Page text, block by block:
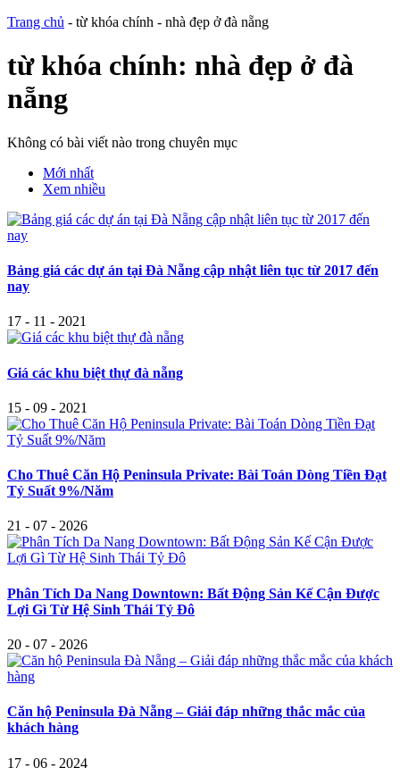
Trang chủ - từ khóa chính - nhà đẹp ở đà nẵng
từ khóa chính: nhà đẹp ở đà
nẵng
Không có bài viết nào trong chuyên mục
Mới nhất
Xem nhiều
Bảng giá các dự án tại Đà Nẵng cập nhật liên tục từ 2017 đến
nay
17 - 11 - 2021
Giá các khu biệt thự đà nẵng
15 - 09 - 2021
Cho Thuê Căn Hộ Peninsula Private: Bài Toán Dòng Tiền Đạt
Tỷ Suất 9%/Năm
21 - 07 - 2026
Phân Tích Da Nang Downtown: Bất Động Sản Kế Cận Được
Lợi Gì Từ Hệ Sinh Thái Tỷ Đô
20 - 07 - 2026
Căn hộ Peninsula Đà Nẵng – Giải đáp những thắc mắc của
khách hàng
17 - 06 - 2024